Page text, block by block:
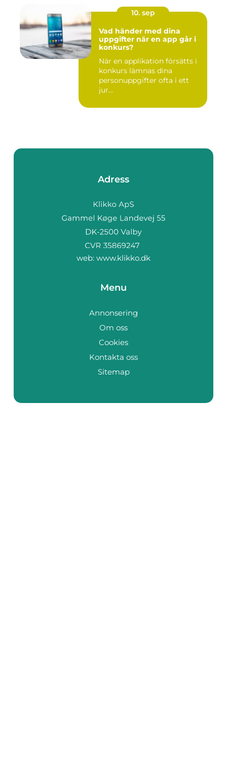
10. sep
Vad händer med dina
uppgifter när en app går i
konkurs?
När en applikation försätts i
konkurs lämnas dina
personuppgifter ofta i ett
jur...
Adress
web: www.klikko.dk
Menu
Annonsering
Om oss
Cookies
Kontakta oss
Sitemap